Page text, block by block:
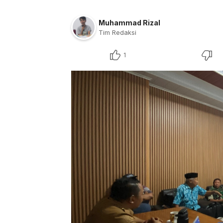
Muhammad Rizal
Tim Redaksi
1